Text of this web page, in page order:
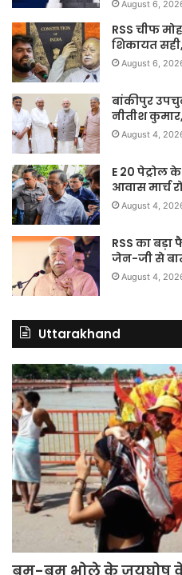
August 6,
RSS चीफ
शिकायत
August 6,
बांकीपुर
नीतीश
August 4,
E 20 पेट्रोल
आवास मार्च
August 4,
RSS का बड़ा
जेन-जी से
August 4,
Uttarakhand
बम-बम भोले के जयघोष